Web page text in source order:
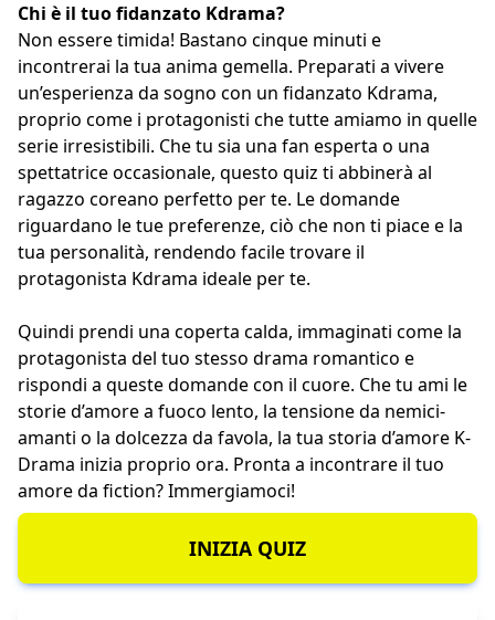
Chi è il tuo fidanzato Kdrama?
Non essere timida! Bastano cinque minuti e
incontrerai la tua anima gemella. Preparati a vivere
un’esperienza da sogno con un fidanzato Kdrama,
proprio come i protagonisti che tutte amiamo in quelle
serie irresistibili. Che tu sia una fan esperta o una
spettatrice occasionale, questo quiz ti abbinerà al
ragazzo coreano perfetto per te. Le domande
riguardano le tue preferenze, ciò che non ti piace e la
tua personalità, rendendo facile trovare il
protagonista Kdrama ideale per te.
Quindi prendi una coperta calda, immaginati come la
protagonista del tuo stesso drama romantico e
rispondi a queste domande con il cuore. Che tu ami le
storie d’amore a fuoco lento, la tensione da nemici-
amanti o la dolcezza da favola, la tua storia d’amore K-
Drama inizia proprio ora. Pronta a incontrare il tuo
amore da fiction? Immergiamoci!
INIZIA QUIZ